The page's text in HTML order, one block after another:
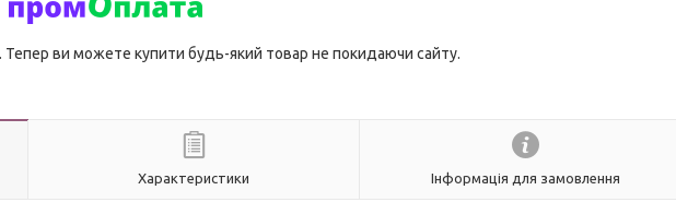
Тепер ви можете купити будь-який товар не покидаючи сайту.
Характеристики Інформація для замовлення